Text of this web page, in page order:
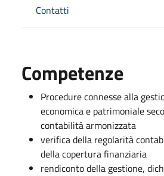
Contatti
Competenze
Procedure connesse alla
economica e patrimoniale
contabilità armonizzata
verifica della regolarità
della copertura finanziaria
rendiconto della gestione,